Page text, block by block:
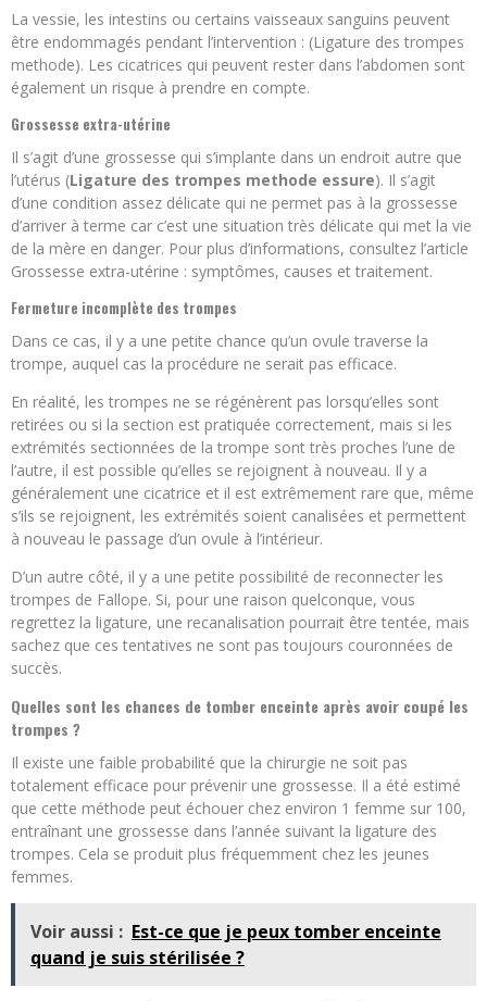
La vessie, les intestins ou certains vaisseaux sanguins peuvent
être endommagés pendant l’intervention : (Ligature des trompes
methode). Les cicatrices qui peuvent rester dans l’abdomen sont
également un risque à prendre en compte.
Grossesse extra-utérine
Il s’agit d’une grossesse qui s’implante dans un endroit autre que
l’utérus (Ligature des trompes methode essure). Il s’agit
d’une condition assez délicate qui ne permet pas à la grossesse
d’arriver à terme car c’est une situation très délicate qui met la vie
de la mère en danger. Pour plus d’informations, consultez l’article
Grossesse extra-utérine : symptômes, causes et traitement.
Fermeture incomplète des trompes
Dans ce cas, il y a une petite chance qu’un ovule traverse la
trompe, auquel cas la procédure ne serait pas efficace.
En réalité, les trompes ne se régénèrent pas lorsqu’elles sont
retirées ou si la section est pratiquée correctement, mais si les
extrémités sectionnées de la trompe sont très proches l’une de
l’autre, il est possible qu’elles se rejoignent à nouveau. Il y a
généralement une cicatrice et il est extrêmement rare que, même
s’ils se rejoignent, les extrémités soient canalisées et permettent
à nouveau le passage d’un ovule à l’intérieur.
D’un autre côté, il y a une petite possibilité de reconnecter les
trompes de Fallope. Si, pour une raison quelconque, vous
regrettez la ligature, une recanalisation pourrait être tentée, mais
sachez que ces tentatives ne sont pas toujours couronnées de
succès.
Quelles sont les chances de tomber enceinte après avoir coupé les
trompes ?
Il existe une faible probabilité que la chirurgie ne soit pas
totalement efficace pour prévenir une grossesse. Il a été estimé
que cette méthode peut échouer chez environ 1 femme sur 100,
entraînant une grossesse dans l’année suivant la ligature des
trompes. Cela se produit plus fréquemment chez les jeunes
femmes.
Voir aussi : Est-ce que je peux tomber enceinte
quand je suis stérilisée ?